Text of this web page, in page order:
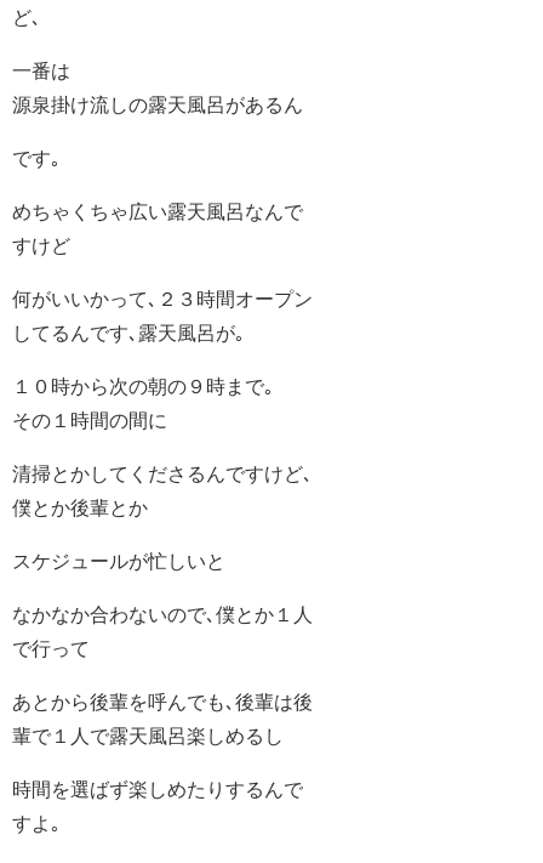
ど､
一番は
源泉掛け流しの露天風呂があるん
です｡
めちゃくちゃ広い露天風呂なんで
すけど
何がいいかって､２３時間オープン
してるんです､露天風呂が｡
１０時から次の朝の９時まで｡
その１時間の間に
清掃とかしてくださるんですけど､
僕とか後輩とか
スケジュールが忙しいと
なかなか合わないので､僕とか１人
で行って
あとから後輩を呼んでも､後輩は後
輩で１人で露天風呂楽しめるし
時間を選ばず楽しめたりするんで
すよ｡